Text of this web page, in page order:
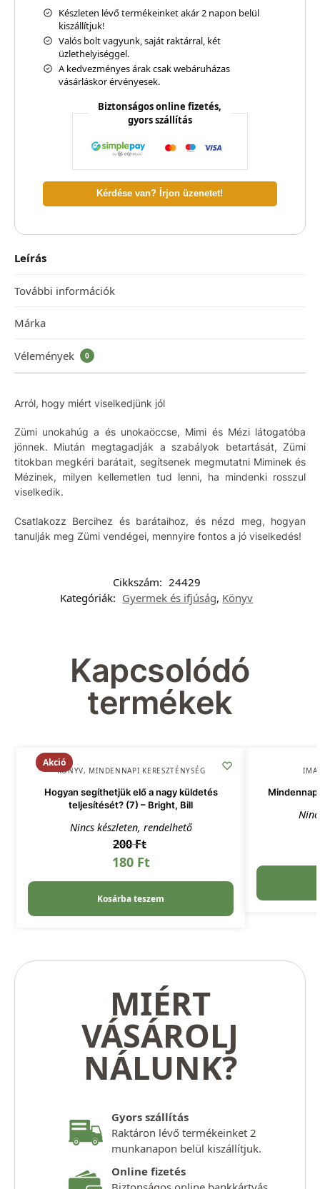
Készleten lévő termékeinket akár 2 napon belül
kiszállítjuk!
Valós bolt vagyunk, saját raktárral, két
üzlethelyiséggel.
A kedvezményes árak csak webáruházas
vásárláskor érvényesek.
Biztonságos online fizetés,
gyors szállítás
Kérdése van? Írjon üzenetet!
Leírás
További információk
Márka
Vélemények 0
Arról, hogy miért viselkedjünk jól
Zümi unokahúg a és unokaöccse, Mimi és Mézi látogatóba
jönnek. Miután megtagadják a szabályok betartását, Zümi
titokban megkéri barátait, segítsenek megmutatni Miminek és
Mézinek, milyen kellemetlen tud lenni, ha mindenki rosszul
viselkedik.
Csatlakozz Bercihez és barátaihoz, és nézd meg, hogyan
tanulják meg Zümi vendégei, mennyire fontos a jó viselkedés!
Cikkszám: 24429
Kategóriák: Gyermek és ifjúság, Könyv
Kapcsolódó
termékek
Akció
KÖNYV, MINDENNAPI KERESZTÉNYSÉG
Hogyan segíthetjük elő a nagy küldetés
teljesítését? (7) – Bright, Bill
Nincs készleten, rendelhető
200Ft
180 Ft
Kosárba teszem
MIÉRT
VÁSÁROLJ
NÁLUNK?
Gyors szállítás
Raktáron lévő termékeinket 2
munkanapon belül kiszállítjuk.
Online fizetés